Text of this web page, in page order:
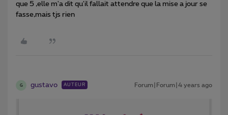
que 5 ,elle m'a dit qu'il fallait attendre que la mise a jour se
fasse,mais tjs rien
G gustavo AUTEUR Forum|Forum|4 years ago